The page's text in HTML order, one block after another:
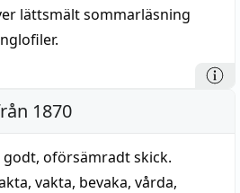
lättsmält sommarläsning
1870
godt, oförsämradt skick.
, vakta, bevaka, vårda,